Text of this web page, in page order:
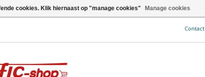
Contact
cookies. Klik hiernaast op "manage cookies" Manage cookies